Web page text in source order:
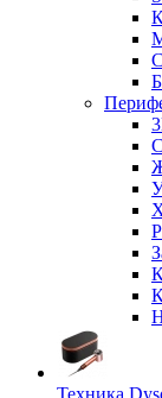
Техника